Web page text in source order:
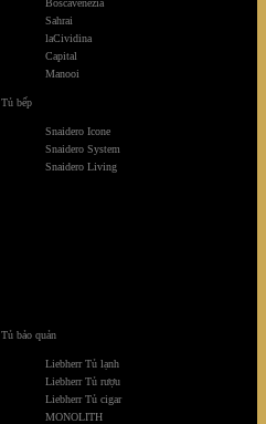
Boscavenezia
Sahrai
laCividina
Capital
Manooi
Tủ bếp
Snaidero Icone
Snaidero System
Snaidero Living
Tủ bảo quản
Liebherr Tủ lạnh
Liebherr Tủ rượu
Liebherr Tủ cigar
MONOLITH